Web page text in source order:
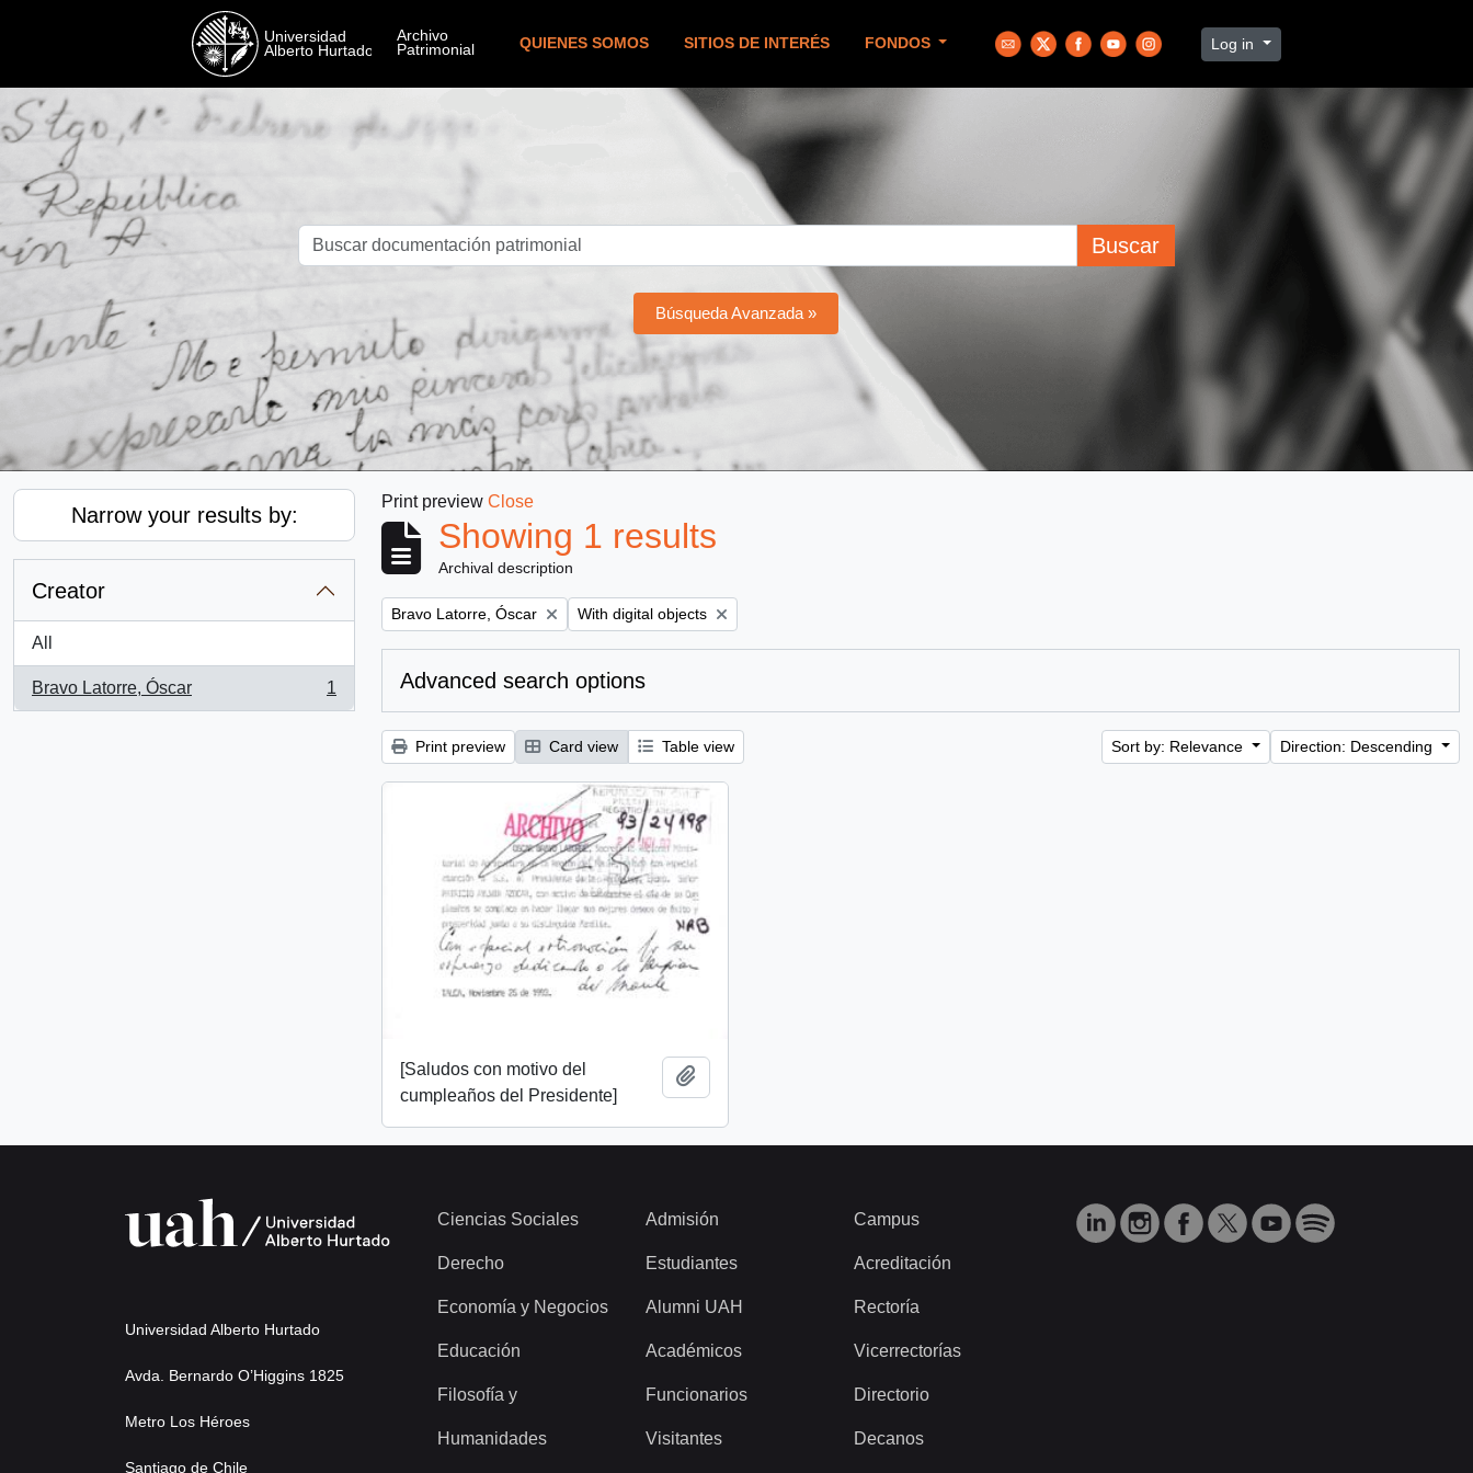
QUIENES SOMOS SITIOS DE INTERÉS FONDOS Log in
Buscar
Búsqueda Avanzada »
Narrow your results by:
Creator
All
Bravo Latorre, Óscar
, 1 results
1
Print preview Close
Showing 1 results
Archival description
Remove filter:
Bravo Latorre, Óscar Remove filter:
With digital objects
Advanced search options
Print preview Card view Table view Sort by: Relevance Direction: Descending
[Saludos con motivo del
cumpleaños del Presidente]
Universidad Alberto Hurtado
Avda. Bernardo O’Higgins 1825
Metro Los Héroes
Santiago de Chile
Ciencias Sociales
Derecho
Economía y Negocios
Educación
Filosofía y
Humanidades
Admisión
Estudiantes
Alumni UAH
Académicos
Funcionarios
Visitantes
Campus
Acreditación
Rectoría
Vicerrectorías
Directorio
Decanos